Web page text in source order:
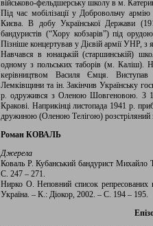
військово-фельдшерську школу в м.
Під час мобілізації у Добровольчу
Києва. В добу Української Держави
бандуристів (“Хору кобзарів”) під
Пізніше концертував у Дієвій армії УНР,
Навчався в юнацькій (старшинській)
одному з польських таборів (м. Каліш).
керівництвом Василя Ємця. Виступав
Лемківщини та ін. Закінчив Українську
р. одружився з Оленою Шовгеновою. З
Кракові. Наприкінці листопада 1941 р.
дружиною (Оленою Телігою)
Роман КОВАЛЬ
Джерела
Коваль Р. Кубанський бандурист Михайло
С. 247 – 271.
Нирко О. Неповний список репресованих
Україна. – К.: Діокор, 2002. – С. 194 – 195.